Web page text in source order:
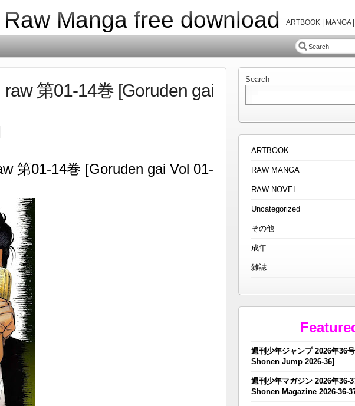
Manga free download ARTBOOK | MANGA
第01-14巻 [Goruden gai
第01-14巻 [Goruden gai Vol 01-
Search
ARTBOOK
RAW MANGA
RAW NOVEL
Uncategorized
その他
成年
雑誌
週刊少年ジャンプ 2026年36
Shonen Jump 2026-36]
週刊少年マガジン 2026年36-
Shonen Magazine 2026-36-